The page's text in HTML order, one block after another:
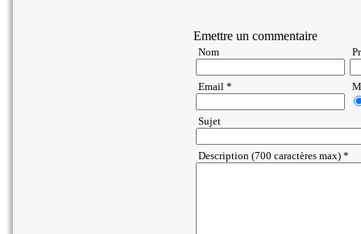
Emettre un commentaire
Nom
Email *
Sujet
Description (700 caractères max) *